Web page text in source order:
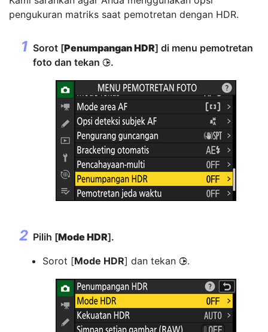
pengukuran matriks saat pemotretan dengan HDR.
Sorot [Penumpangan HDR] di menu pemotretan
foto dan tekan 2.
Pilih [Mode HDR].
Sorot [Mode HDR] dan tekan 2.